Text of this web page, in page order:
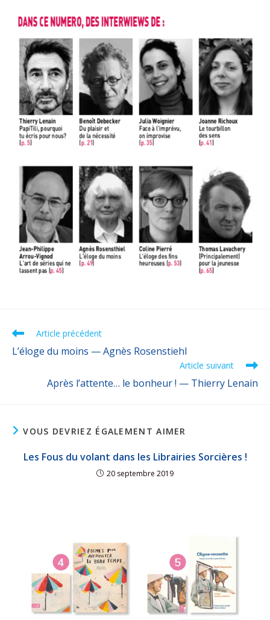
Article précédent
L’éloge du moins — Agnès Rosenstiehl
Article suivant
Après l’attente… le bonheur ! — Thierry Lenain
VOUS DEVRIEZ ÉGALEMENT AIMER
Les Fous du volant dans les Librairies Sorcières !
20 septembre 2019